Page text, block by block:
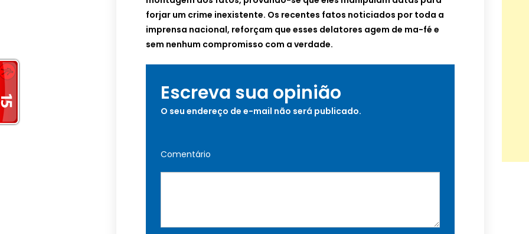
forjar um crime inexistente. Os recentes fatos noticiados por toda a
imprensa nacional, reforçam que esses delatores agem de ma-fé e
sem nenhum compromisso com a verdade.
Escreva sua opinião
O seu endereço de e-mail não será publicado.
Comentário